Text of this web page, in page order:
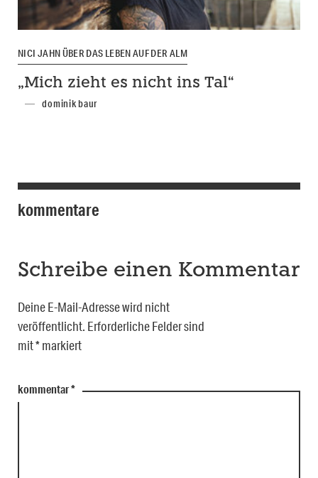
NICI JAHN ÜBER DAS LEBEN AUF DER ALM
„Mich zieht es nicht ins Tal“
dominik baur
kommentare
Schreibe einen Kommentar
Deine E-Mail-Adresse wird nicht
veröffentlicht. Erforderliche Felder sind
mit*markiert
kommentar*